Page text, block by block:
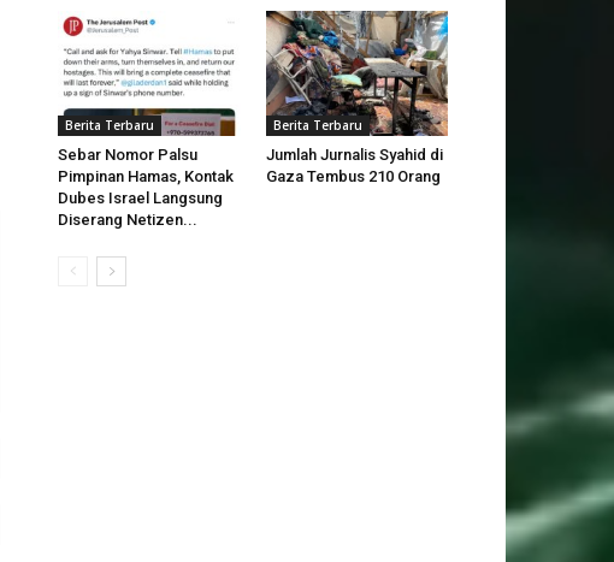
Berita Terbaru
Sebar Nomor Palsu
Pimpinan Hamas, Kontak
Dubes Israel Langsung
Diserang Netizen...
Berita Terbaru
Jumlah Jurnalis Syahid di
Gaza Tembus 210 Orang